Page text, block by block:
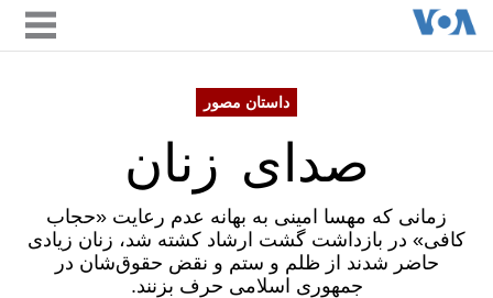
داستان مصور
صدای زنان
زمانی که مهسا امینی به بهانه عدم رعایت «حجاب
کافی» در بازداشت گشت ارشاد کشته شد، زنان زیادی
حاضر شدند از ظلم و ستم و نقض حقوق‌شان در
جمهوری اسلامی حرف بزنند.